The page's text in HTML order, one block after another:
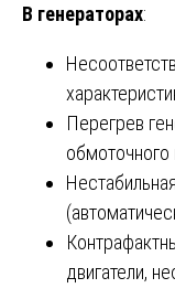
В генераторах:
Перегрев
обмоточного
двигатели,